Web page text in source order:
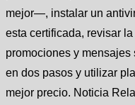
mejor—, instalar un
esta certificada, revisar
promociones y
en dos pasos y utilizar
mejor precio. Noticia